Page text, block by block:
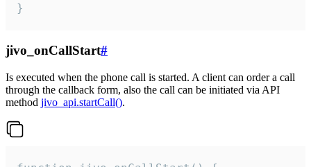
}
jivo_onCallStart#
Is executed when the phone call is started. A client can order a call
through the callback form, also the call can be initiated via API
method jivo_api.startCall().